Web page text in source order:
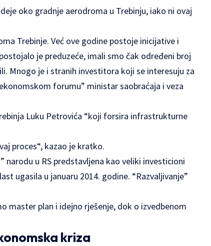
oko gradnje aerodroma u Trebinju, iako ni ovaj
Trebinje. Već ove godine postoje inicijative i
je preduzeće, imali smo čak određeni broj
Mnogo je i stranih investitora koji se interesuju za
forumu” ministar saobraćaja i veza
Luku Petrovića “koji forsira infrastrukturne
proces“, kazao je kratko.
narodu u RS predstavljena kao veliki investicioni
ugasila u januaru 2014. godine. “Razvaljivanje”
master plan i idejno rješenje, dok o izvedbenom
kriza